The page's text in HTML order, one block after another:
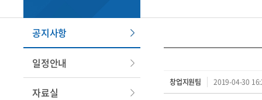
공지사항
일정안내
자료실
창업지원팀 2019-04-30